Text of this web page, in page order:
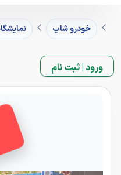
خودرو شاپ
ورود | ثبت نام